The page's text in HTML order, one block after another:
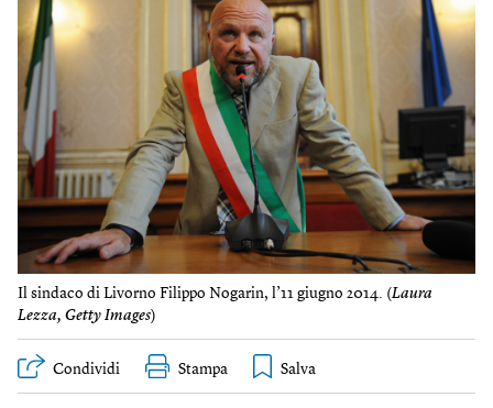
Il sindaco di Livorno Filippo Nogarin, l’11 giugno 2014. (Laura
Lezza, Getty Images)
Condividi Stampa